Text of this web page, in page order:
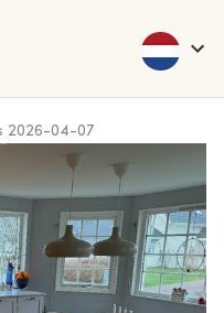
2026-04-07